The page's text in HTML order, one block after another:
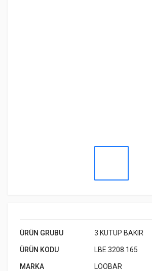
ÜRÜN GRUBU 3 KUTUP BAKIR
ÜRÜN KODU LBE.3208.165
MARKA LOOBAR